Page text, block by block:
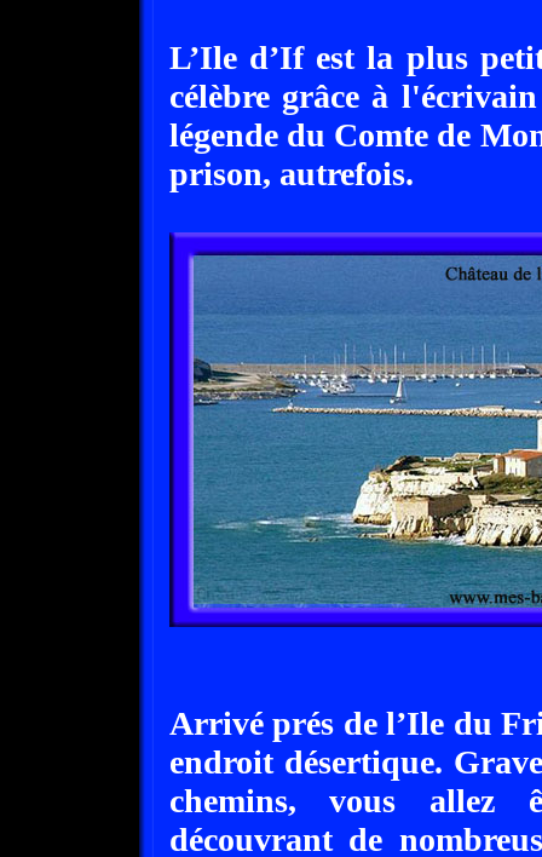
L’Ile d’If est la plus
célèbre grâce à
légende du Comte de
prison, autrefois.
Arrivé prés de l’Ile du
endroit désertique.
chemins, vous allez
découvrant de